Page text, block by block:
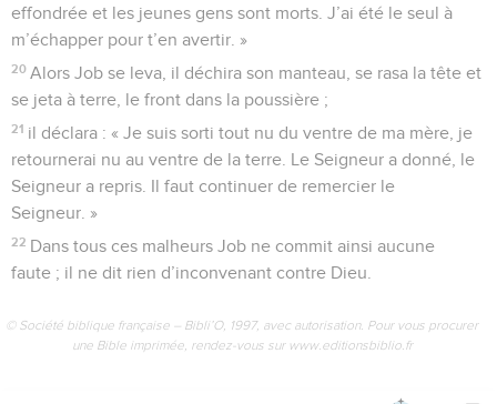
effondrée et les jeunes gens sont morts. J’ai été le seul à
m’échapper pour t’en avertir. »
20 Alors Job se leva, il déchira son manteau, se rasa la tête et
se jeta à terre, le front dans la poussière ;
21 il déclara : « Je suis sorti tout nu du ventre de ma mère, je
retournerai nu au ventre de la terre. Le Seigneur a donné, le
Seigneur a repris. Il faut continuer de remercier le
Seigneur. »
22 Dans tous ces malheurs Job ne commit ainsi aucune
faute ; il ne dit rien d’inconvenant contre Dieu.
© Société biblique française – Bibli’O, 1997, avec autorisation. Pour vous procurer
une Bible imprimée, rendez-vous sur www.editionsbiblio.fr